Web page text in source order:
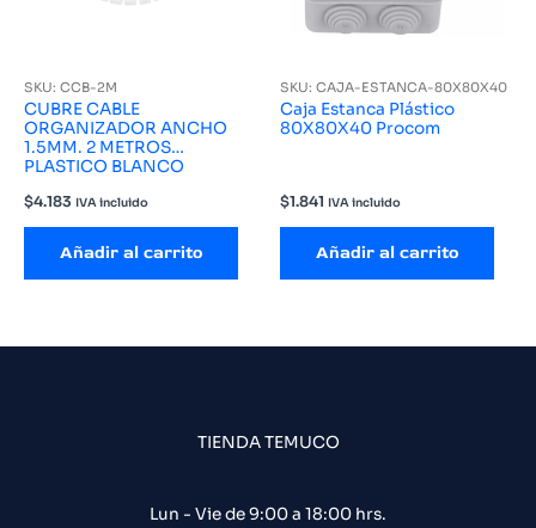
SKU: CCB-2M
CUBRE CABLE
ORGANIZADOR ANCHO
1.5MM. 2 METROS
PLASTICO BLANCO
$4.183 IVA incluido
Añadir al carrito
SKU: CAJA-ESTANCA-80X80X40
Caja Estanca Plástico
80X80X40 Procom
$1.841 IVA incluido
Añadir al carrito
TIENDA TEMUCO
Lun - Vie de 9:00 a 18:00 hrs.